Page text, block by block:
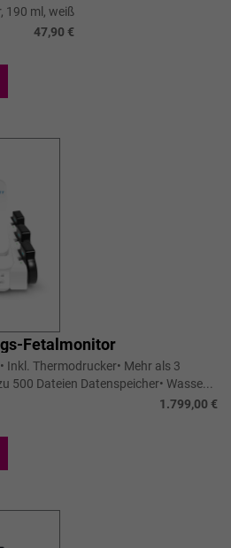
190 ml, weiß
47,90 €
Fetalmonitor
Inkl. Thermodrucker• Mehr als 3
500 Dateien Datenspeicher• Wasse...
1.799,00 €